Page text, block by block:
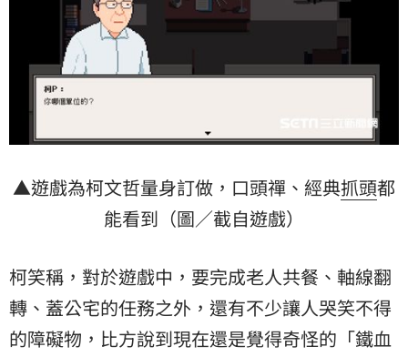
▲遊戲為柯文哲量身訂做，口頭禪、經典抓頭都
能看到（圖／截自遊戲）
柯笑稱，對於遊戲中，要完成老人共餐、軸線翻
轉、蓋公宅的任務之外，還有不少讓人哭笑不得
的障礙物，比方說到現在還是覺得奇怪的「鐵血